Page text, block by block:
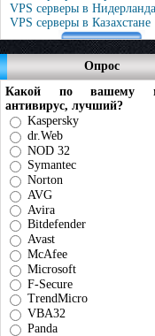
VPS серверы в
VPS серверы в Казахстане
Опрос
Какой по вашему
антивирус, лучший?
Kaspersky
dr.Web
NOD 32
Symantec
Norton
AVG
Avira
Bitdefender
Avast
McAfee
Microsoft
F-Secure
TrendMicro
VBA32
Panda